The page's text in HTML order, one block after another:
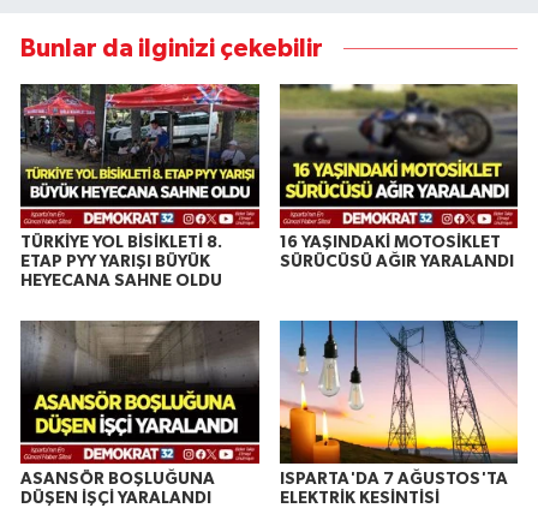
Bunlar da ilginizi çekebilir
TÜRKİYE YOL BİSİKLETİ 8.
ETAP PYY YARIŞI BÜYÜK
HEYECANA SAHNE OLDU
16 YAŞINDAKİ MOTOSİKLET
SÜRÜCÜSÜ AĞIR YARALANDI
ASANSÖR BOŞLUĞUNA
DÜŞEN İŞÇİ YARALANDI
ISPARTA'DA 7 AĞUSTOS'TA
ELEKTRİK KESİNTİSİ